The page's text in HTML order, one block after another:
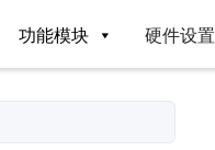
功能模块 硬件设置